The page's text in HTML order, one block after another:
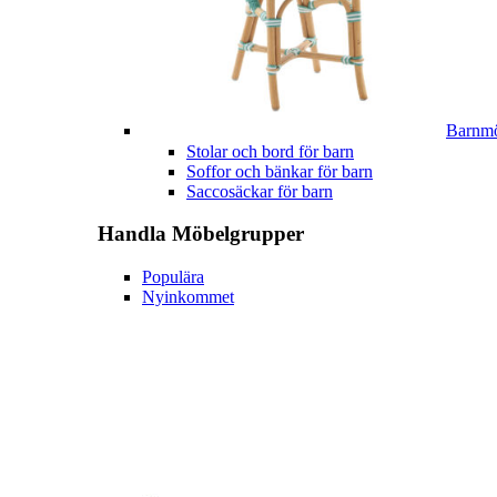
Stolar och bord för barn
Soffor och bänkar för barn
Saccosäckar för barn
Handla Möbelgrupper
Populära
Nyinkommet